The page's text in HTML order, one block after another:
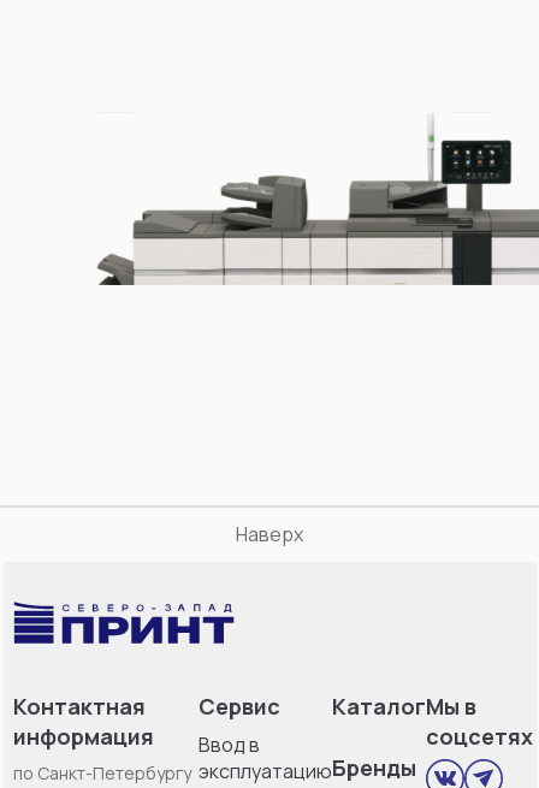
Наверх
Контактная
информация
по Санкт-Петербургу
Сервис
Ввод в
эксплуатацию
Каталог
Бренды
Мы в
соцсетях